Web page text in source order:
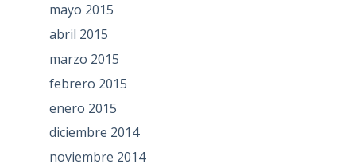
mayo 2015
abril 2015
marzo 2015
febrero 2015
enero 2015
diciembre 2014
noviembre 2014